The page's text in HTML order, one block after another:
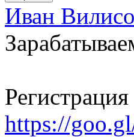
Иван
https://